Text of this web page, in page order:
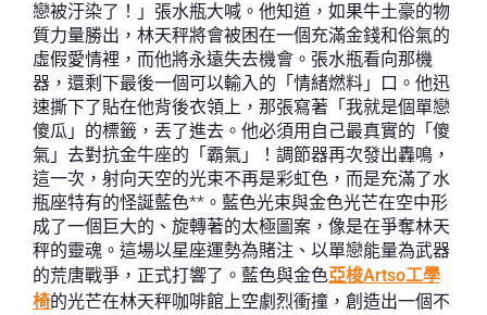
戀被汙染了！」張水瓶大喊。他知道，如果牛土豪的物
質力量勝出，林天秤將會被困在一個充滿金錢和俗氣的
虛假愛情裡，而他將永遠失去機會。張水瓶看向那機
器，還剩下最後一個可以輸入的「情緒燃料」口。他迅
速撕下了貼在他背後衣領上，那張寫著「我就是個單戀
傻瓜」的標籤，丟了進去。他必須用自己最真實的「傻
氣」去對抗金牛座的「霸氣」！調節器再次發出轟鳴，
這一次，射向天空的光束不再是彩虹色，而是充滿了水
瓶座特有的怪誕藍色**。藍色光束與金色光芒在空中形
成了一個巨大的、旋轉著的太極圖案，像是在爭奪林天
秤的靈魂。這場以星座運勢為賭注、以單戀能量為武器
的荒唐戰爭，正式打響了。藍色與金色亞梭Artso工學
椅的光芒在林天秤咖啡館上空劇烈衝撞，創造出一個不